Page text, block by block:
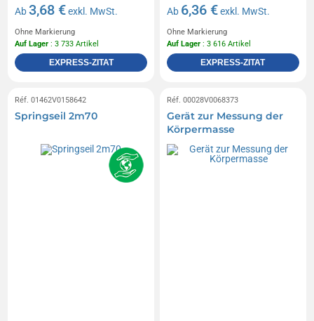
Ab3,68 €exkl. MwSt.
Ohne Markierung
Auf Lager : 3 733 Artikel
EXPRESS-ZITAT
Ab 6,36 €exkl. MwSt.
Ohne Markierung
Auf Lager : 3 616 Artikel
EXPRESS-ZITAT
Réf. 01462V0158642
Springseil 2m70
Réf. 00028V0068373
Gerät zur Messung der
Körpermasse